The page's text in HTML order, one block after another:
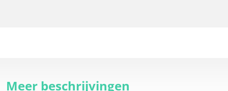
Meer beschrijvingen